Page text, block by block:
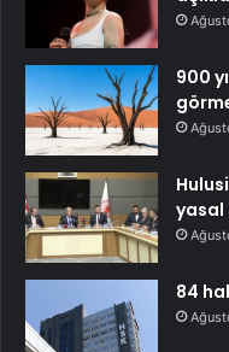
900
yasal
84